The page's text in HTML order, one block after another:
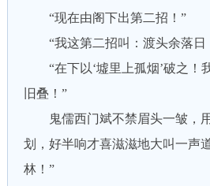
“现在由阁下出第二招！”
“我这第二招叫：渡头余落日
“在下以‘墟里上孤烟’破之！
旧叠！”
鬼儒西门斌不禁眉头一皱，
划，好半响才喜滋滋地大叫一声
林！”